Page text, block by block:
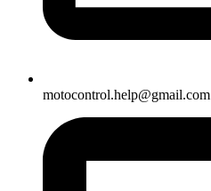
motocontrol.help@gmail.com